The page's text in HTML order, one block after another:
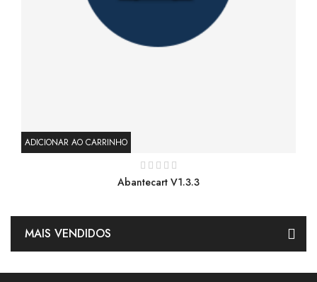
ADICIONAR AO CARRINHO
Abantecart V1.3.3
MAIS VENDIDOS